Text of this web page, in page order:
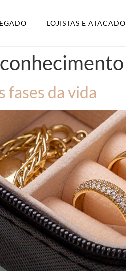
LOJISTAS E ATACADO
fases da vida